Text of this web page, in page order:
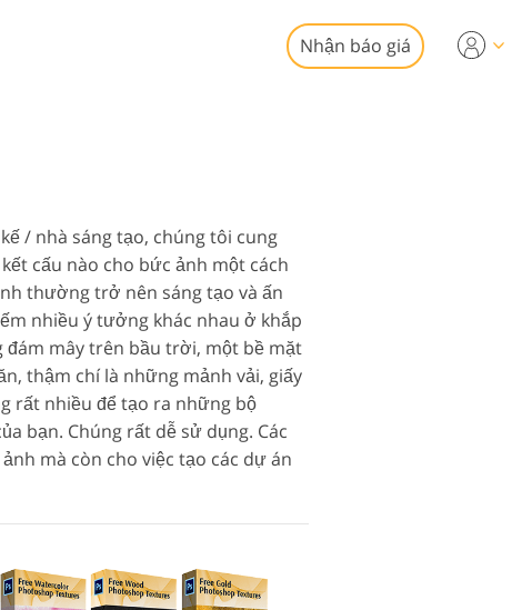
động sản
vụ phục hồi ảnh
Nhận báo giá
/ nhà sáng tạo, chúng tôi cung
cấu nào cho bức ảnh một cách
thường trở nên sáng tạo và ấn
nhiều ý tưởng khác nhau ở khắp
đám mây trên bầu trời, một bề mặt
thậm chí là những mảnh vải, giấy
rất nhiều để tạo ra những bộ
bạn. Chúng rất dễ sử dụng. Các
mà còn cho việc tạo các dự án